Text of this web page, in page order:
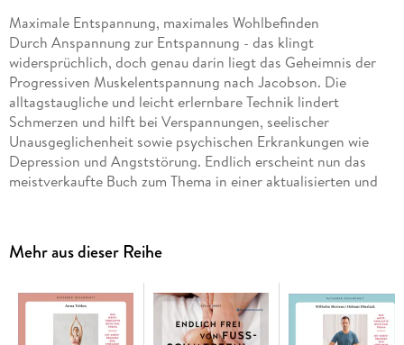
Maximale Entspannung, maximales Wohlbefinden
Durch Anspannung zur Entspannung - das klingt
widersprüchlich, doch genau darin liegt das Geheimnis der
Progressiven Muskelentspannung nach Jacobson. Die
alltagstaugliche und leicht erlernbare Technik lindert
Schmerzen und hilft bei Verspannungen, seelischer
Unausgeglichenheit sowie psychischen Erkrankungen wie
Depression und Angststörung. Endlich erscheint nun das
meistverkaufte Buch zum Thema in einer aktualisierten und
hochwirksamen Entspannungsmethode Ihr Nervensystem.
Schmerzen, Ängste und mentale Erschöpfung lindern:
Lösen Sie gezielt muskuläre Verspannungen und finden Sie
zu innerer Ruhe und seelischem Gleichgewicht.
Mehr aus dieser Reihe